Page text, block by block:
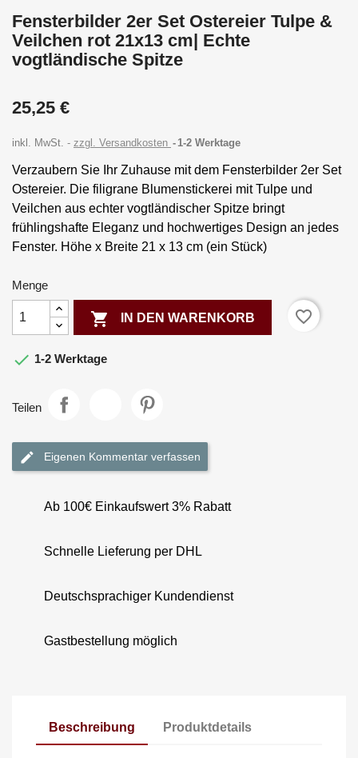
Fensterbilder 2er Set Ostereier Tulpe &
Veilchen rot 21x13 cm| Echte
vogtländische Spitze
25,25 €
inkl. MwSt. zzgl. Versandkosten 1-2 Werktage
Verzaubern Sie Ihr Zuhause mit dem Fensterbilder 2er Set
Ostereier. Die filigrane Blumenstickerei mit Tulpe und
Veilchen aus echter vogtländischer Spitze bringt
frühlingshafte Eleganz und hochwertiges Design an jedes
Fenster. Höhe x Breite 21 x 13 cm (ein Stück)
Menge
 IN DEN WARENKORB favorite_border
 1-2 Werktage
Teilen
Eigenen Kommentar verfassen
Ab 100€ Einkaufswert 3% Rabatt
Schnelle Lieferung per DHL
Deutschsprachiger Kundendienst
Gastbestellung möglich
Beschreibung Produktdetails